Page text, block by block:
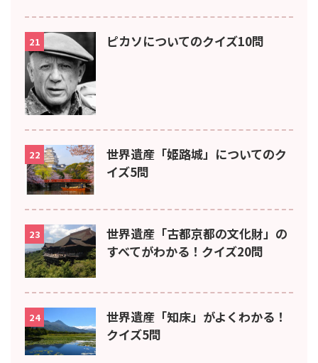
21 ピカソについてのクイズ10問
22
世界遺産「姫路城」についてのク
イズ5問
23
世界遺産「古都京都の文化財」の
すべてがわかる！クイズ20問
24
世界遺産「知床」がよくわかる！
クイズ5問